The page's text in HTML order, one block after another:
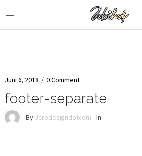
Juni 6, 2018 / 0 Comment
footer-separate
By Jerodesigndotcom - In